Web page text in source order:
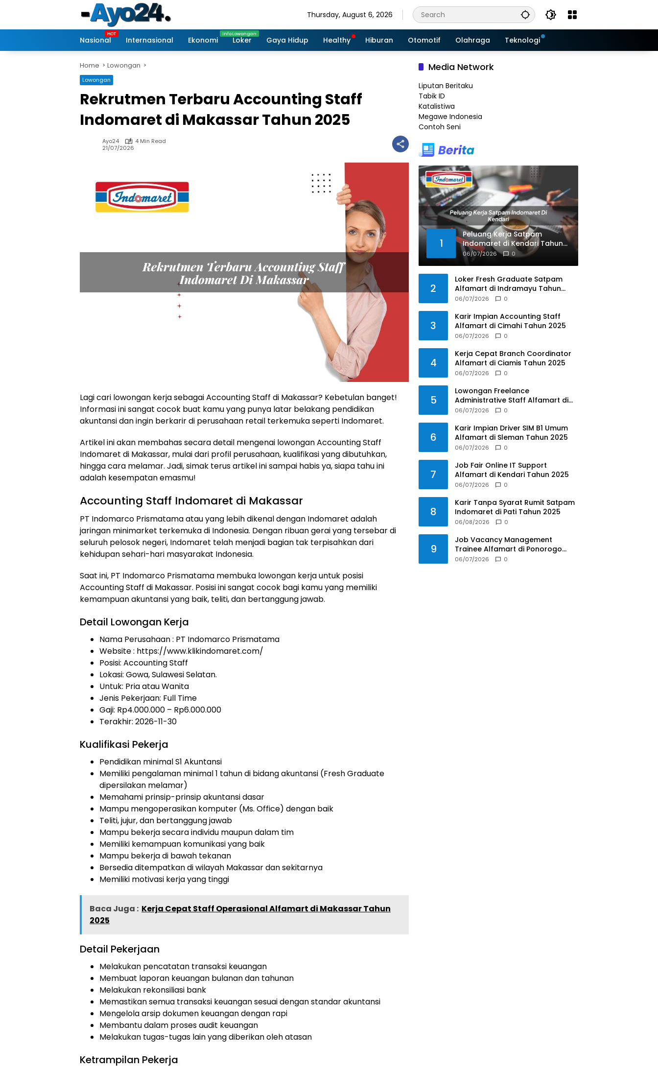
Thursday, August 6, 2026
Nasional Internasional Ekonomi Loker Gaya Hidup Healthy Hiburan Otomotif Olahraga Teknologi
Home Lowongan
Lowongan
Rekrutmen Terbaru Accounting Staff
Indomaret di Makassar Tahun 2025
Ayo24
4 Min Read
21/07/2026
Lagi cari lowongan kerja sebagai Accounting Staff di Makassar? Kebetulan banget!
Informasi ini sangat cocok buat kamu yang punya latar belakang pendidikan
akuntansi dan ingin berkarir di perusahaan retail terkemuka seperti Indomaret.
Artikel ini akan membahas secara detail mengenai lowongan Accounting Staff
Indomaret di Makassar, mulai dari profil perusahaan, kualifikasi yang dibutuhkan,
hingga cara melamar. Jadi, simak terus artikel ini sampai habis ya, siapa tahu ini
adalah kesempatan emasmu!
Accounting Staff Indomaret di Makassar
PT Indomarco Prismatama atau yang lebih dikenal dengan Indomaret adalah
jaringan minimarket terkemuka di Indonesia. Dengan ribuan gerai yang tersebar di
seluruh pelosok negeri, Indomaret telah menjadi bagian tak terpisahkan dari
kehidupan sehari-hari masyarakat Indonesia.
Saat ini, PT Indomarco Prismatama membuka lowongan kerja untuk posisi
Accounting Staff di Makassar. Posisi ini sangat cocok bagi kamu yang memiliki
kemampuan akuntansi yang baik, teliti, dan bertanggung jawab.
Detail Lowongan Kerja
Nama Perusahaan : PT Indomarco Prismatama
Website : https://www.klikindomaret.com/
Posisi: Accounting Staff
Lokasi: Gowa, Sulawesi Selatan.
Untuk: Pria atau Wanita
Jenis Pekerjaan: Full Time
Gaji: Rp4.000.000 – Rp6.000.000
Terakhir: 2026-11-30
Kualifikasi Pekerja
Pendidikan minimal S1 Akuntansi
Memiliki pengalaman minimal 1 tahun di bidang akuntansi (Fresh Graduate
dipersilakan melamar)
Memahami prinsip-prinsip akuntansi dasar
Mampu mengoperasikan komputer (Ms. Office) dengan baik
Teliti, jujur, dan bertanggung jawab
Mampu bekerja secara individu maupun dalam tim
Memiliki kemampuan komunikasi yang baik
Mampu bekerja di bawah tekanan
Bersedia ditempatkan di wilayah Makassar dan sekitarnya
Memiliki motivasi kerja yang tinggi
Baca Juga : Kerja Cepat Staff Operasional Alfamart di Makassar Tahun
2025
Detail Pekerjaan
Melakukan pencatatan transaksi keuangan
Membuat laporan keuangan bulanan dan tahunan
Melakukan rekonsiliasi bank
Memastikan semua transaksi keuangan sesuai dengan standar akuntansi
Mengelola arsip dokumen keuangan dengan rapi
Membantu dalam proses audit keuangan
Melakukan tugas-tugas lain yang diberikan oleh atasan
Ketrampilan Pekerja
Media Network
Liputan Beritaku
Tabik ID
Katalistiwa
Megawe Indonesia
Contoh Seni
1
Peluang Kerja Satpam
Indomaret di Kendari Tahun
2025
06/07/2026 0
2
Loker Fresh Graduate Satpam
Alfamart di Indramayu Tahun
2025
06/07/2026 0
3
Karir Impian Accounting Staff
Alfamart di Cimahi Tahun 2025
06/07/2026 0
4
Kerja Cepat Branch Coordinator
Alfamart di Ciamis Tahun 2025
06/07/2026 0
5
Lowongan Freelance
Administrative Staff Alfamart di
Kendal Tahun 2025
06/07/2026 0
6
Karir Impian Driver SIM B1 Umum
Alfamart di Sleman Tahun 2025
06/07/2026 0
7
Job Fair Online IT Support
Alfamart di Kendari Tahun 2025
06/07/2026 0
8
Karir Tanpa Syarat Rumit Satpam
Indomaret di Pati Tahun 2025
06/08/2026 0
9
Job Vacancy Management
Trainee Alfamart di Ponorogo
Tahun 2025
06/07/2026 0